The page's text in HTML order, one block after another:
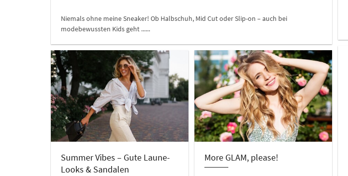
Niemals ohne meine Sneaker! Ob Halbschuh, Mid Cut oder Slip-on – auch bei
modebewussten Kids geht ......
Summer Vibes – Gute Laune-
Looks & Sandalen
More GLAM, please!